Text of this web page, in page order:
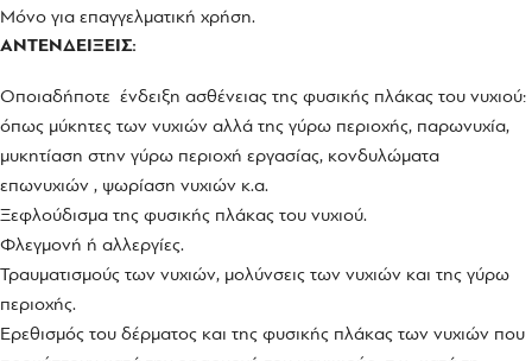
Μόνο για επαγγελματική χρήση.
ΑΝΤΕΝΔΕΙΞΕΙΣ:
Οποιαδήποτε ένδειξη ασθένειας της φυσικής πλάκας του νυχιού:
όπως μύκητες των νυχιών αλλά της γύρω περιοχής, παρωνυχία,
μυκητίαση στην γύρω περιοχή εργασίας, κονδυλώματα
επωνυχιών , ψωρίαση νυχιών κ.α.
Ξεφλούδισμα της φυσικής πλάκας του νυχιού.
Φλεγμονή ή αλλεργίες.
Τραυματισμούς των νυχιών, μολύνσεις των νυχιών και της γύρω
περιοχής.
Ερεθισμός του δέρματος και της φυσικής πλάκας των νυχιών που